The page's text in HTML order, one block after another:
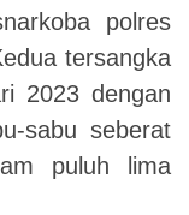
polres
tersangka
2023 dengan
sabu seberat
puluh lima